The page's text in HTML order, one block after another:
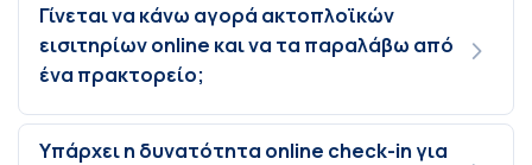
Γίνεται να κάνω αγορά ακτοπλοϊκών
εισιτηρίων online και να τα παραλάβω από
ένα πρακτορείο;
Υπάρχει η δυνατότητα online check-in για